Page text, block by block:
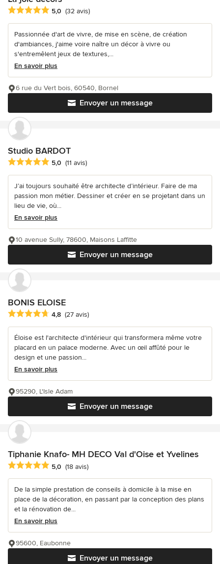
Note moyenne : 5 étoiles sur 5
5,0 (32 avis)
Passionnée d'art de vivre, de mise en scène, de création
d'ambiances, j'aime voire naître un décor à vivre ou
s'entremêlent jeux de textures,...
En savoir plus
Envoyer un message
6 rue du Vert bois, 60540, Bornel
Studio BARDOT
Note moyenne : 5 étoiles sur 5
5,0 (11 avis)
J’ai toujours souhaité être architecte d’intérieur. Faire de ma
passion mon métier. Dessiner et créer en se projetant dans un
lieu de vie, où...
En savoir plus
Envoyer un message
10 avenue Sully, 78600, Maisons Laffitte
BONIS ELOISE
Note moyenne : 4.8 étoiles sur 5
4,8 (27 avis)
Éloise est l'architecte d'intérieur qui transformera même votre
placard en un palace moderne. Avec un œil affûté pour le
design et une passion...
En savoir plus
Envoyer un message
95290, L'Isle Adam
Tiphanie Knafo- MH DECO Val d'Oise et Yvelines
Note moyenne : 5 étoiles sur 5
5,0 (18 avis)
De la simple prestation de conseils à domicile à la mise en
place de la décoration, en passant par la conception des plans
et la rénovation de...
En savoir plus
Envoyer un message
95600, Eaubonne